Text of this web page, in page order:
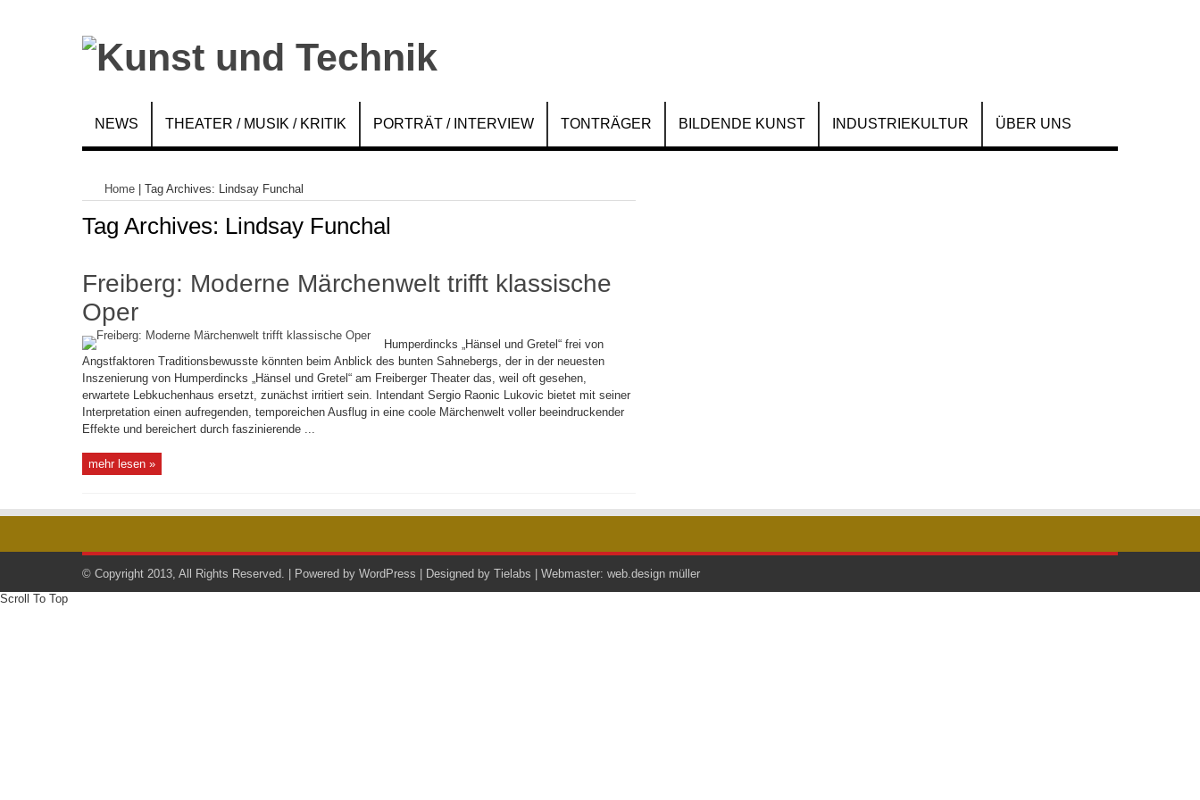
NEWS THEATER / MUSIK / KRITIK PORTRÄT / INTERVIEW TONTRÄGER BILDENDE KUNST INDUSTRIEKULTUR ÜBER UNS
Home Tag Archives: Lindsay Funchal
Tag Archives: Lindsay Funchal
Freiberg: Moderne Märchenwelt trifft klassische
Oper
Humperdincks „Hänsel und Gretel“ frei von
Angstfaktoren Traditionsbewusste könnten beim Anblick des bunten Sahnebergs, der in der neuesten
Inszenierung von Humperdincks „Hänsel und Gretel“ am Freiberger Theater das, weil oft gesehen,
erwartete Lebkuchenhaus ersetzt, zunächst irritiert sein. Intendant Sergio Raonic Lukovic bietet mit seiner
Interpretation einen aufregenden, temporeichen Ausflug in eine coole Märchenwelt voller beeindruckender
Effekte und bereichert durch faszinierende ...
mehr lesen »
© Copyright 2013, All Rights Reserved. | Powered by WordPress | Designed by Tielabs | Webmaster: web.design müller
Scroll To Top